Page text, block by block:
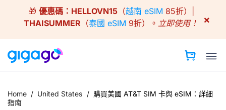
🎁 優惠碼： HELLOVN15（越南 eSIM 85折）|
THAISUMMER （泰國 eSIM 9折）。 立即使用！ ×
Home / United States / 購買美國 AT&T SIM 卡與 eSIM：詳細
指南